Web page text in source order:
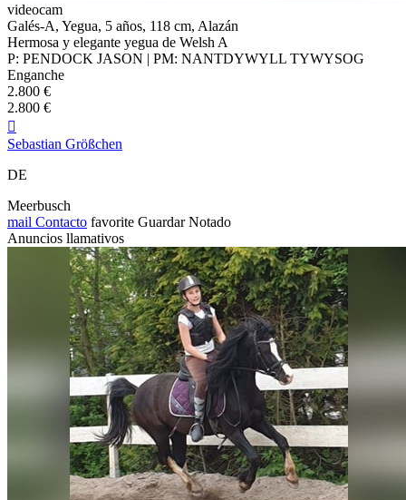
videocam
Galés-A, Yegua, 5 años, 118 cm, Alazán
Hermosa y elegante yegua de Welsh A
P: PENDOCK JASON | PM: NANTDYWYLL TYWYSOG
Enganche
2.800 €
2.800 €

Sebastian Größchen
DE
Meerbusch
mail Contacto favorite Guardar Notado
Anuncios llamativos